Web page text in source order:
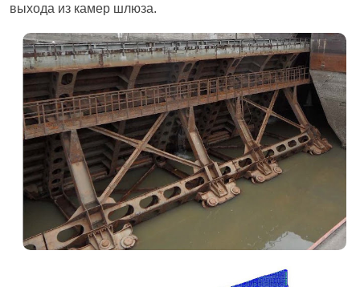
выхода из камер шлюза.